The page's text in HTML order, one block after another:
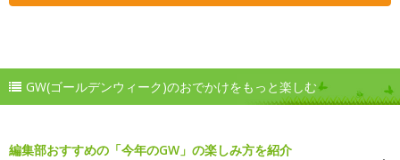
GW(ゴールデンウィーク)のおでかけをもっと楽しむ
編集部おすすめの「今年のGW」の楽しみ方を紹介